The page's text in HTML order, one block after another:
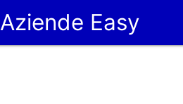
Aziende Easy